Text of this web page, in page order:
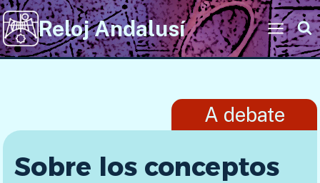
Saltar
al
contenido
Reloj Andalusí
A debate
Sobre los conceptos